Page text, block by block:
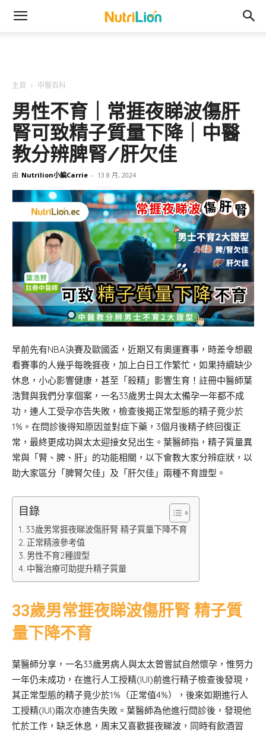
主頁 中醫百科
男性不育｜常捱夜睇波傷肝
腎可致精子質量下降｜中醫
教分辨脾腎/肝欠佳
由 Nutrilion小編Carrie - 13 8 月, 2024
早前先有NBA決賽及歐國盃，近期又有奧運賽事，時差令想觀
看賽事的人幾乎每晚捱夜，加上白日工作繁忙，如果持續缺少
休息，小心影響健康，甚至「殺精」影響生育！註冊中醫師葉
浩賢與我們分享個案，一名33歲男士與太太備孕一年都不成
功，連人工受孕亦告失敗，檢查後揭正常型態的精子竟少於
1%。在問診後得知原因並對症下藥，3個月後精子終回復正
常，最終更成功與太太迎接女兒出生。葉醫師指，精子質量異
常與「腎、脾、肝」的功能相關，以下會教大家分辨症狀，以
助大家區分「脾腎欠佳」及「肝欠佳」兩種不育證型。
目錄
33歲男常捱夜睇波傷肝腎 精子質量下降不育
正常精液參考值
男性不育2種證型
中醫治療可助提升精子質量
33歲男常捱夜睇波傷肝腎 精子質
量下降不育
葉醫師分享，一名33歲男病人與太太曾嘗試自然懷孕，惟努力
一年仍未成功，在進行人工授精(IUI)前進行精子檢查後發現，
其正常型態的精子竟少於1%（正常值4%），後來如期進行人
工授精(IUI)兩次亦連告失敗。葉醫師為他進行問診後，發現他
忙於工作，缺乏休息，周末又喜歡捱夜睇波，同時有飲酒習